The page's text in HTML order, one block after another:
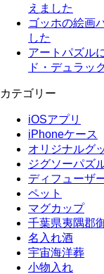
えました
ゴッホの絵画
した
アートパズル
ド・デュラッ
カテゴリー
iOSアプリ
iPhoneケース
オリジナルグ
ジグソーパズ
ディフューザ
ペット
マグカップ
千葉県夷隅郡
名入れ酒
宇宙海洋葬
小物入れ